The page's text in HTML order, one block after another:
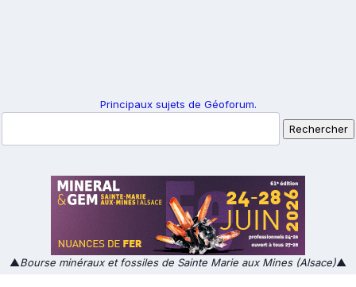
Principaux sujets de Géoforum.
▲Bourse minéraux et fossiles de Sainte Marie aux Mines (Alsace)▲